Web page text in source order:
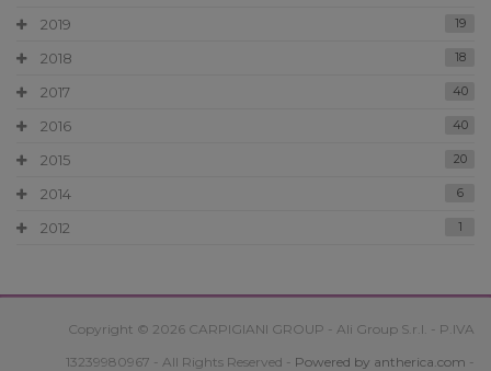
2019 19
2018 18
2017 40
2016 40
2015 20
2014 6
2012 1
Copyright © 2026 CARPIGIANI GROUP - Ali Group S.r.l. - P.IVA
13239980967 - All Rights Reserved - Powered by antherica.com -